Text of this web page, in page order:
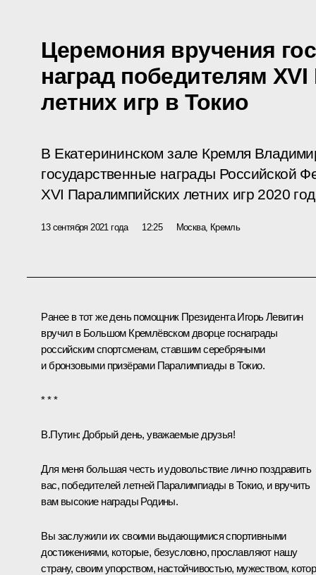
Церемония вручения
наград победителям
летних игр в Токио
В Екатерининском зале Кремля
государственные награды Российской
XVI Паралимпийских летних игр 2020
13 сентября 2021 года 12:25 Москва, Кремль
Ранее в тот же день помощник ПрезидентаИгорь Левитин
вручил в Большом Кремлёвском дворце госнаграды
российским спортсменам, ставшим серебряными
и бронзовыми призёрами Паралимпиады в Токио.
* * *
В.Путин: Добрый день, уважаемые друзья!
Для меня большая честь и удовольствие лично поздравить
вас, победителей летней Паралимпиады в Токио, и вручить
вам высокие награды Родины.
Вы заслужили их своими выдающимися спортивными
достижениями, которые, безусловно, прославляют нашу
страну, своим упорством, настойчивостью, мужеством,